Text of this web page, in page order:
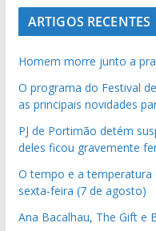
ARTIGOS RECENTES
Homem morre junto a
O programa do Festival
as principais novidades
PJ de Portimão detém
deles ficou gravemente
O tempo e a temperatura
sexta-feira (7 de agosto)
Ana Bacalhau, The Gift e